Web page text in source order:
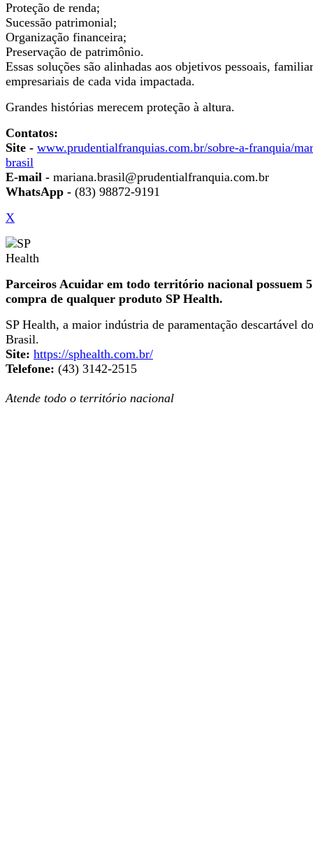
Proteção de renda;
Sucessão patrimonial;
Organização financeira;
Preservação de patrimônio.
Essas soluções são alinhadas aos objetivos pessoais,
empresariais de cada vida impactada.
Grandes histórias merecem proteção à altura.
Contatos:
Site - www.prudentialfranquias.com.br/sobre-a-franquia/
brasil
E-mail - mariana.brasil@prudentialfranquia.com.br
WhatsApp - (83) 98872-9191
X
Parceiros Acuidar em todo território nacional possuem
compra de qualquer produto SP Health.
SP Health, a maior indústria de paramentação descartável do
Brasil.
Site: https://sphealth.com.br/
Telefone: (43) 3142-2515
Atende todo o território nacional